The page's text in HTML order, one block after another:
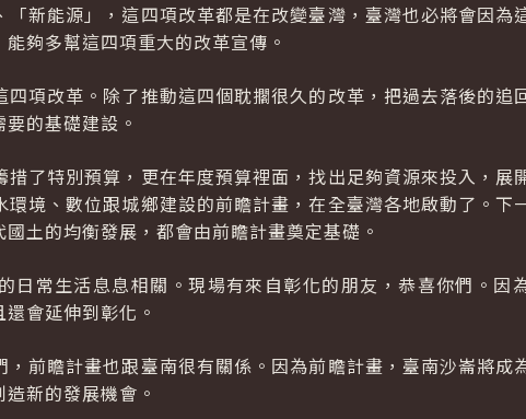
「新能源」，這四項改革都是在改變臺灣，臺灣也必將會因為
夠多幫這四項重大的改革宣傳。
項改革。除了推動這四個耽擱很久的改革，把過去落後的追
的基礎建設。
了特別預算，更在年度預算裡面，找出足夠資源來投入，展
境、數位跟城鄉建設的前瞻計畫，在全臺灣各地啟動了。下
土的均衡發展，都會由前瞻計畫奠定基礎。
日常生活息息相關。現場有來自彰化的朋友，恭喜你們。因
會延伸到彰化。
前瞻計畫也跟臺南很有關係。因為前瞻計畫，臺南沙崙將成
新的發展機會。